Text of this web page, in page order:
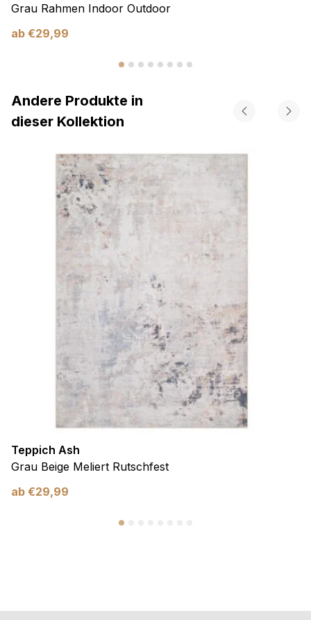
Grau Rahmen Indoor Outdoor
ab €29,99
Andere Produkte in
dieser Kollektion
Teppich Ash
Grau Beige Meliert Rutschfest
ab €29,99